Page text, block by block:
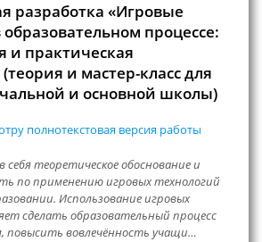
разработка «Игровые
процессе:
и практическая
и мастер-класс для
и основной школы)
полнотекстовая версия работы
теоретическое обоснование и
по применению игровых технологий
Использование игровых
сделать образовательный процесс
повысить вовлечённость учащи…